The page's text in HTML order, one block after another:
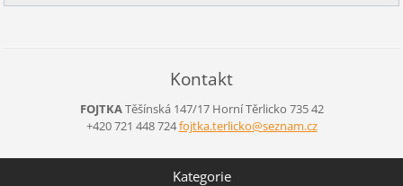
Kontakt
FOJTKATěšínská 147/17Horní Těrlicko 735 42
+420 721 448 724fojtka.terlicko@seznam.cz
Kategorie